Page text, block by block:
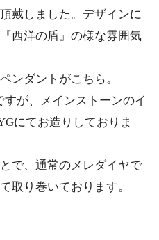
戴しました。デザインに
西洋の盾』の様な雰囲気
ンダントがこちら。
が、メインストーンのイ
にてお造りしておりま
で、通常のメレダイヤで
取り巻いております。